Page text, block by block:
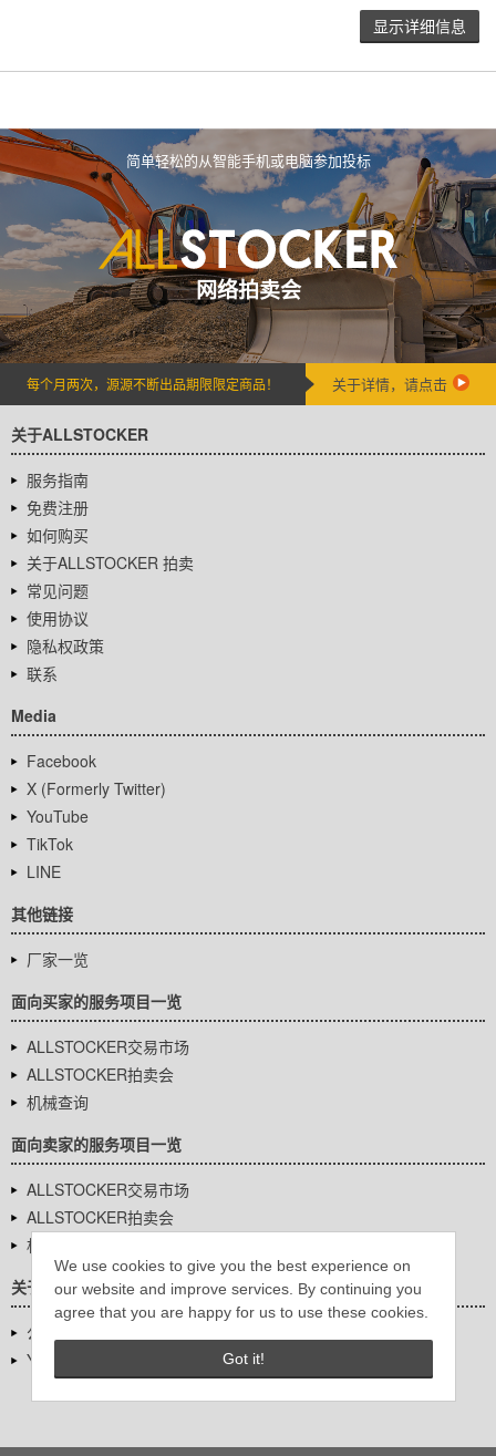
We use cookies to give you the best experience on
our website and improve services. By continuing you
agree that you are happy for us to use these cookies.
Got it!
显示详细信息
简单轻松的从智能手机或电脑参加投标
网络拍卖会
每个月两次，源源不断出品期限限定商品！ 关于详情，请点击
关于ALLSTOCKER
服务指南
免费注册
如何购买
关于ALLSTOCKER 拍卖
常见问题
使用协议
隐私权政策
联系
Media
Facebook
X (Formerly Twitter)
YouTube
TikTok
LINE
其他链接
厂家一览
面向买家的服务项目一览
ALLSTOCKER交易市场
ALLSTOCKER拍卖会
机械查询
面向卖家的服务项目一览
ALLSTOCKER交易市场
ALLSTOCKER拍卖会
机械查询
关于我们
公司基本信息
YUTAKA Inc.